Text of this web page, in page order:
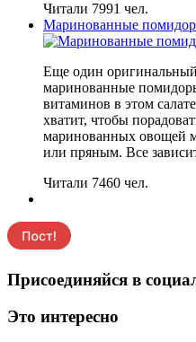
Читали 7991 чел.
Маринованные
Еще один
маринованные
витаминов в этом
хватит, чтобы
маринованных овощей
или пряным. Все
Читали 7460 чел.
Присоединяйся в
Это интересно